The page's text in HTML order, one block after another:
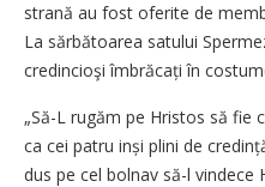
strană au fost oferite de
La sărbătoarea satului
credincioşi îmbrăcați în
„Să-L rugăm pe Hristos să fie
ca cei patru inși plini de
dus pe cel bolnav să-l vindece